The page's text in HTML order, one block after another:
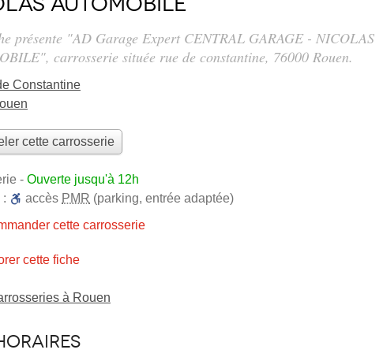
présente "AD Garage Expert CENTRAL GARAGE - NICOLAS
carrosserie située rue de constantine, 76000 Rouen.
Constantine
cette carrosserie
- Ouverte jusqu'à 12h
:
accès PMR (parking, entrée adaptée)
cette carrosserie
cette fiche
à Rouen